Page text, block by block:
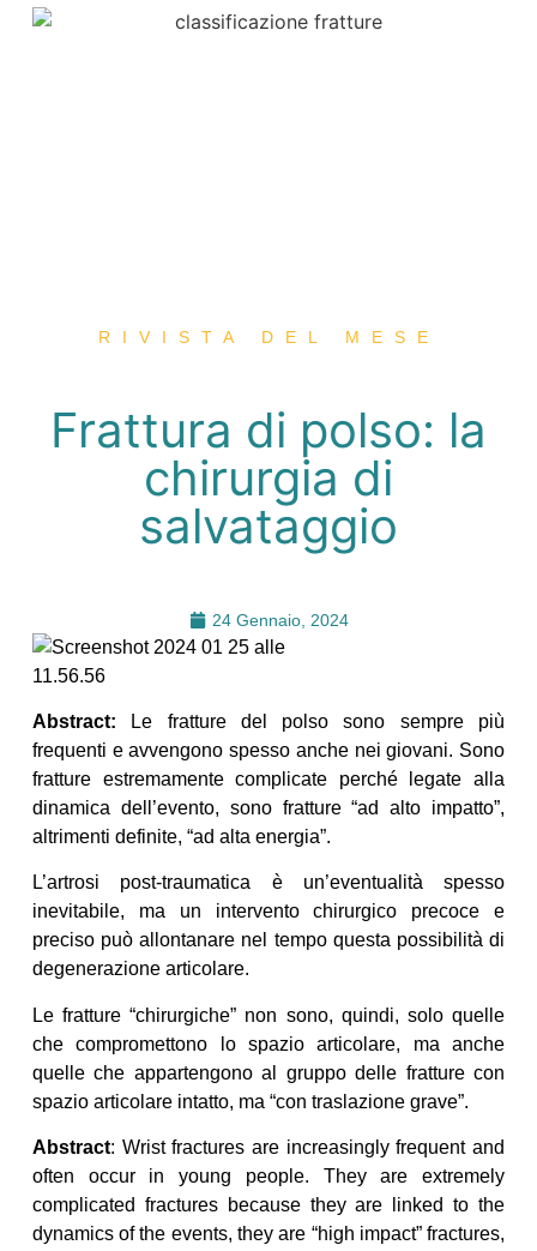
RIVISTA DEL MESE
Frattura di polso: la
chirurgia di
salvataggio
24 Gennaio, 2024
Abstract:
Le fratture del polso sono sempre più
frequenti e avvengono spesso anche nei giovani. Sono
fratture estremamente complicate perché legate alla
dinamica dell’evento, sono fratture “ad alto impatto”,
altrimenti definite, “ad alta energia”.
L’artrosi post-traumatica è un’eventualità spesso
inevitabile, ma un intervento chirurgico precoce e
preciso può allontanare nel tempo questa possibilità di
degenerazione articolare.
Le fratture “chirurgiche” non sono, quindi, solo quelle
che compromettono lo spazio articolare, ma anche
quelle che appartengono al gruppo delle fratture con
spazio articolare intatto, ma “con traslazione grave”.
Abstract: Wrist fractures are increasingly frequent and
often occur in young people. They are extremely
complicated fractures because they are linked to the
dynamics of the events, they are “high impact” fractures,